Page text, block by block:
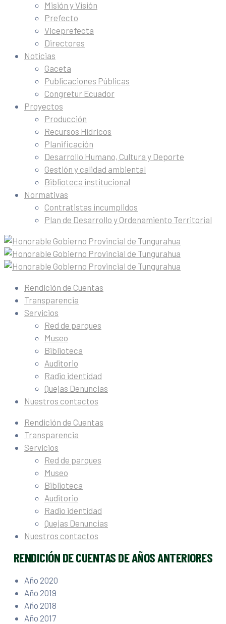
Misión y Visión
Prefecto
Viceprefecta
Directores
Noticias
Gaceta
Publicaciones Públicas
Congretur Ecuador
Proyectos
Producción
Recursos Hídricos
Planificación
Desarrollo Humano, Cultura y Deporte
Gestión y calidad ambiental
Biblioteca institucional
Normativas
Contratistas incumplidos
Plan de Desarrollo y Ordenamiento Territorial
Rendición de Cuentas
Transparencia
Servicios
Red de parques
Museo
Biblioteca
Auditorio
Radio identidad
Quejas Denuncias
Nuestros contactos
Rendición de Cuentas
Transparencia
Servicios
Red de parques
Museo
Biblioteca
Auditorio
Radio identidad
Quejas Denuncias
Nuestros contactos
RENDICIÓN DE CUENTAS DE AÑOS ANTERIORES
Año 2020
Año 2019
Año 2018
Año 2017